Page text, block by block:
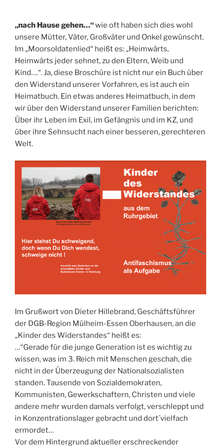
„nach Hause gehen…“wie oft haben sich dies wohl
unsere Mütter, Väter, Großväter und Onkel gewünscht.
Im „Moorsoldatenlied“ heißt es: „Heimwärts,
Heimwärts jeder sehnet, zu den Eltern, Weib und
Kind….“. Ja, diese Broschüre ist nicht nur ein Buch über
den Widerstand unserer Vorfahren, es ist auch ein
Heimatbuch. Ein etwas anderes Heimatbuch, in dem
wir über den Widerstand unserer Familien berichten:
Über ihr Leben im Exil, im Gefängnis und im KZ, und
über ihre Sehnsucht nach einer besseren, gerechteren
Welt.
Im Grußwort von Dieter Hillebrand, Geschäftsführer
der DGB-Region Mülheim-Essen Oberhausen, an die
„Kinder des Widerstandes“ heißt es:
…“Gerade für die junge Generation ist es wichtig zu
wissen, was im 3. Reich mit Menschen geschah, die
nicht in der Überzeugung der Nationalsozialisten
standen. Tausende von Sozialdemokraten,
Kommunisten, Gewerkschaftern, Christen und viele
andere mehr wurden damals verfolgt, verschleppt und
in Konzentrationslager gebracht und dort´vielfach
ermordet…
Vor dem Hintergrund aktueller erschreckender